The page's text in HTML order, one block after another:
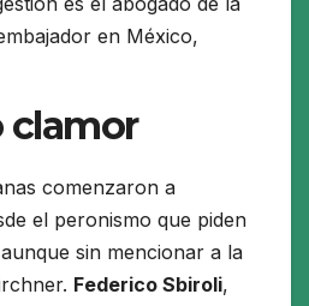
en México,
clamor
comenzaron a
el peronismo que piden
sin mencionar a la
Federico Sbiroli,